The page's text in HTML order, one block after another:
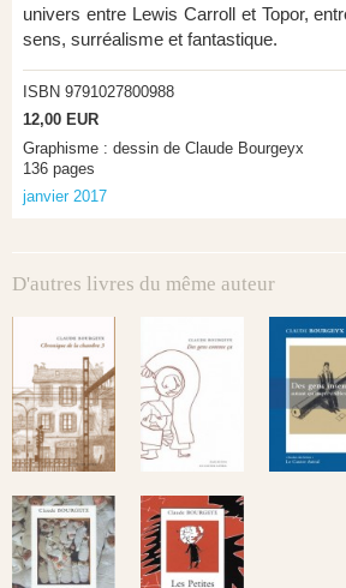
univers entre Lewis Carroll et Topor,
sens, surréalisme et fantastique.
ISBN 9791027800988
12,00 EUR
Graphisme : dessin de Claude Bourgeyx
136 pages
janvier 2017
D'autres livres du même auteur